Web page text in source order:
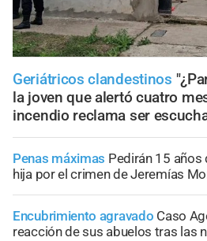
Geriátricos clandestinos
la joven que alertó cuatro
incendio reclama ser
Penas máximas Pedirán 15 años
hija por el crimen de Jeremías
Encubrimiento agravado Caso
reacción de sus abuelos tras las